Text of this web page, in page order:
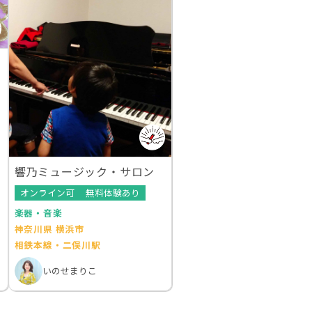
響乃ミュージック・サロン
オンライン可
無料体験あり
楽器・音楽
神奈川県 横浜市
相鉄本線・二俣川駅
いのせまりこ